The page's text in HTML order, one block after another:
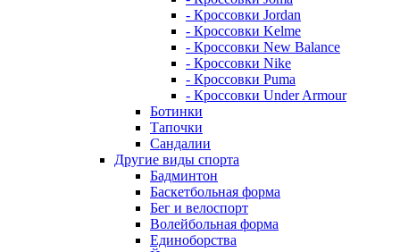
- Кроссовки Jordan
- Кроссовки Kelme
- Кроссовки New Balance
- Кроссовки Nike
- Кроссовки Puma
- Кроссовки Under Armour
Ботинки
Тапочки
Сандалии
Другие виды спорта
Бадминтон
Баскетбольная форма
Бег и велоспорт
Волейбольная форма
Единоборства